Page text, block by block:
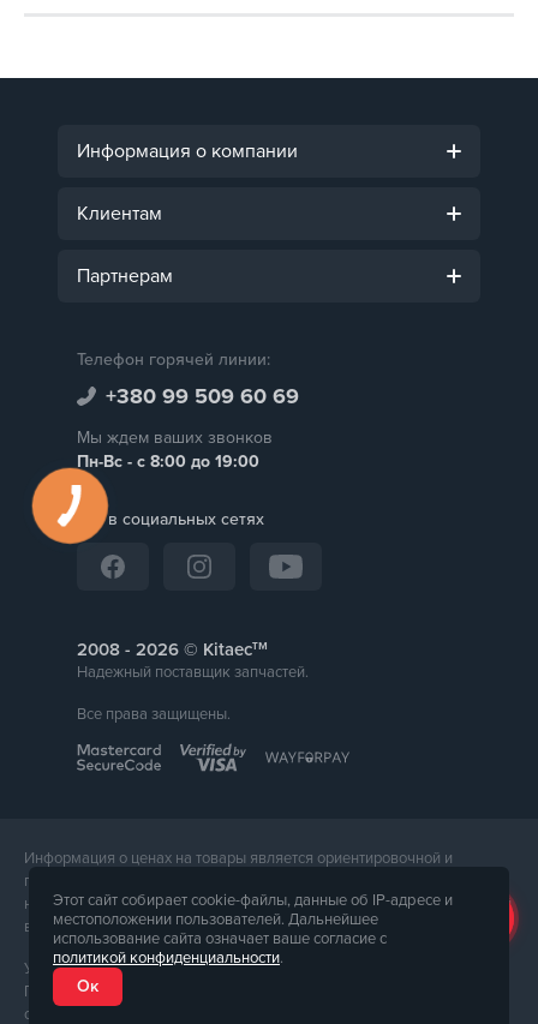
Информация о компании
Клиентам
Партнерам
Телефон горячей линии:
+380 99 509 60 69
Мы ждем ваших звонков
Пн-Вс - с 8:00 до 19:00
Мы в социальных сетях
2008 - © Kitaecтм
Надежный поставщик запчастей.
Все права защищены.
Информация о ценах на товары является ориентировочной и
предоставляется для справки. Точная стоимость товара будет
названа менеджером магазина при подтверждении заказа. Внешний
вид и комплектация товара может отличаться от его фотографии.
Услуги предоставляет ФЛП Тюпа Петр Павлович, ИПН 2770105454.
Политика конфиденциальности доступна по
оферта доступна по
Этот сайт собирает cookie-файлы, данные об IP-адресе и
местоположении пользователей. Дальнейшее
использование сайта означает ваше согласие с
политикой конфиденциальности.
Ок